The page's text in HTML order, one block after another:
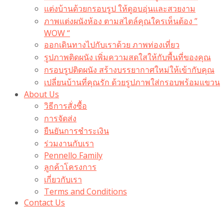
แต่งบ้านด้วยกรอบรูป ให้ดูอบอุ่นและสวยงาม
ภาพแต่งผนังห้อง ตามสไตล์คุณใครเห็นต้อง ”
WOW “
ออกเดินทางไปกับเราด้วย ภาพท่องเที่ยว
รูปภาพติดผนัง เพิ่มความสดใสให้กับพื้นที่ของคุณ
กรอบรูปติดผนัง สร้างบรรยากาศใหม่ให้เข้ากับคุณ
เปลี่ยนบ้านที่คุณรัก ด้วยรูปภาพใส่กรอบพร้อมแขวน​
About Us
วิธีการสั่งซื้อ
การจัดส่ง
ยืนยันการชำระเงิน
ร่วมงานกับเรา
Pennello Family
ลูกค้าโครงการ
เกี่ยวกับเรา
Terms and Conditions
Contact Us